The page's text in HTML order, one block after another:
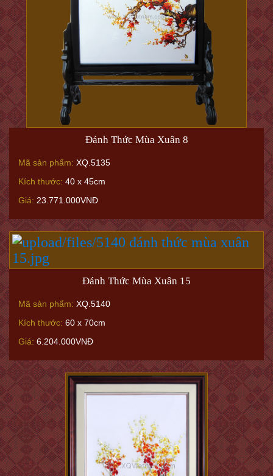
Đánh Thức Mùa Xuân 8
Mã sản phẩm: XQ.5135
Kích thước: 40 x 45cm
Giá: 23.771.000VNĐ
Đánh Thức Mùa Xuân 15
Mã sản phẩm: XQ.5140
Kích thước: 60 x 70cm
Giá: 6.204.000VNĐ